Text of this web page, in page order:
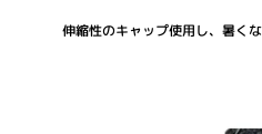
伸縮性のキャップ使用し、暑く